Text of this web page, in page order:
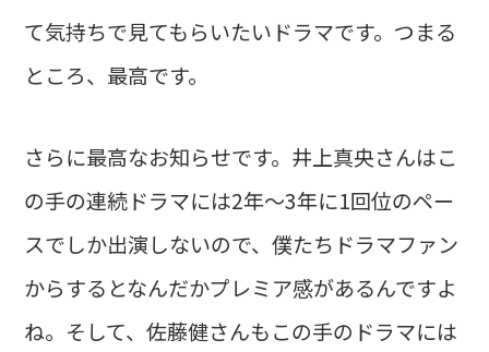
て気持ちで見てもらいたいドラマです。つまる
ところ、最高です。
さらに最高なお知らせです。井上真央さんはこ
の手の連続ドラマには2年〜3年に1回位のペー
スでしか出演しないので、僕たちドラマファン
からするとなんだかプレミア感があるんですよ
ね。そして、佐藤健さんもこの手のドラマには